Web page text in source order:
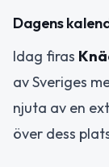
Dagens
Idag firas
av Sveriges
njuta av en
över dess